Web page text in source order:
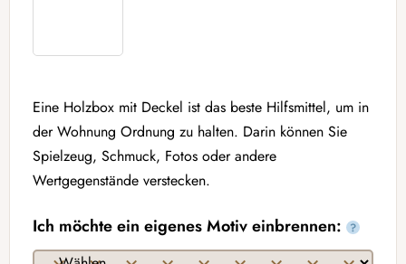
Eine Holzbox mit Deckel ist das beste Hilfsmittel, um in
der Wohnung Ordnung zu halten. Darin können Sie
Spielzeug, Schmuck, Fotos oder andere
Wertgegenstände verstecken.
Ich möchte ein eigenes Motiv einbrennen: ?